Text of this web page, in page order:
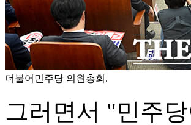
더불어민주당 의원총회.
그러면서 "민주